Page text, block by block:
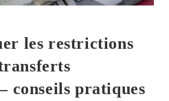
les restrictions
pratiques